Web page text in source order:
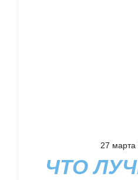
27 марта
ЧТО